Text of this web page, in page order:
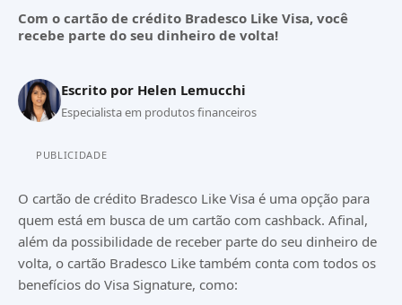
Com o cartão de crédito Bradesco Like Visa, você
recebe parte do seu dinheiro de volta!
Escrito por Helen Lemucchi
Especialista em produtos financeiros
PUBLICIDADE
O cartão de crédito Bradesco Like Visa é uma opção para
quem está em busca de um cartão com cashback. Afinal,
além da possibilidade de receber parte do seu dinheiro de
volta, o cartão Bradesco Like também conta com todos os
benefícios do Visa Signature, como: